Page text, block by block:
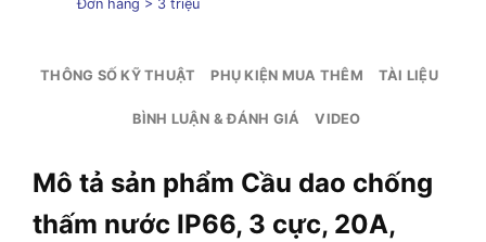
Đơn hàng > 3 triệu
THÔNG SỐ KỸ THUẬT PHỤ KIỆN MUA THÊM TÀI LIỆU
BÌNH LUẬN & ĐÁNH GIÁ VIDEO
Mô tả sản phẩm Cầu dao chống
thấm nước IP66, 3 cực, 20A,